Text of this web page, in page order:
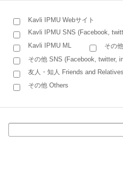
Kavli IPMU Webサイト
Kavli IPMU SNS (Facebook,
Kavli IPMU ML
その
その他 SNS (Facebook, twitter,
友人・知人 Friends and Relatives
その他 Others